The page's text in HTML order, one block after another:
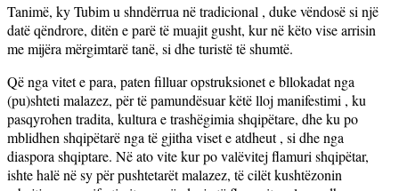
Tanimë, ky Tubim u shndërrua në tradicional , duke vëndosë si një
datë qëndrore, ditën e parë të muajit gusht, kur në këto vise arrisin
me mijëra mërgimtarë tanë, si dhe turistë të shumtë.
Që nga vitet e para, paten filluar opstruksionet e bllokadat nga
(pu)shteti malazez, për të pamundësuar këtë lloj manifestimi , ku
pasqyrohen tradita, kultura e trashëgimia shqipëtare, dhe ku po
mblidhen shqipëtarë nga të gjitha viset e atdheut , si dhe nga
diaspora shqiptare. Në ato vite kur po valëvitej flamuri shqipëtar,
ishte halë në sy për pushtetarët malazez, të cilët kushtëzonin